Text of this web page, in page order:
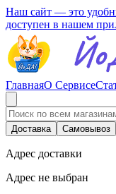
Наш сайт — это
доступен в нашем
ГлавнаяО Сервисе
Доставка Самовывоз
Адрес доставки
Адрес не выбран